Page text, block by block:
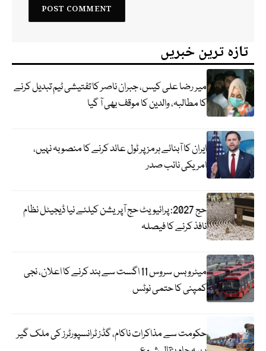
تازہ ترین خبریں
میر رضا علی کیس، جبران ناصر کا تفتیشی ٹیم تبدیل کرنے
کا مطالبہ، والدین کا موقف بھی آ گیا
ایران کا آبنائے ہرمز پر ٹول عائد کرنے کا منصوبہ نہیں،
امریکی نائب صدر
حج 2027: پرائیویٹ حج آپریشن کیلئے نیا ڈیجیٹل نظام
نافذ کرنے کا فیصلہ
میٹرو بس سروس 11 اگست سے بند کرنے کا اعلان، نجی
کمپنی کا حتمی نوٹس
حکومت سے مذاکرات ناکام، گڈز ٹرانسپورٹرز کی ملک گیر